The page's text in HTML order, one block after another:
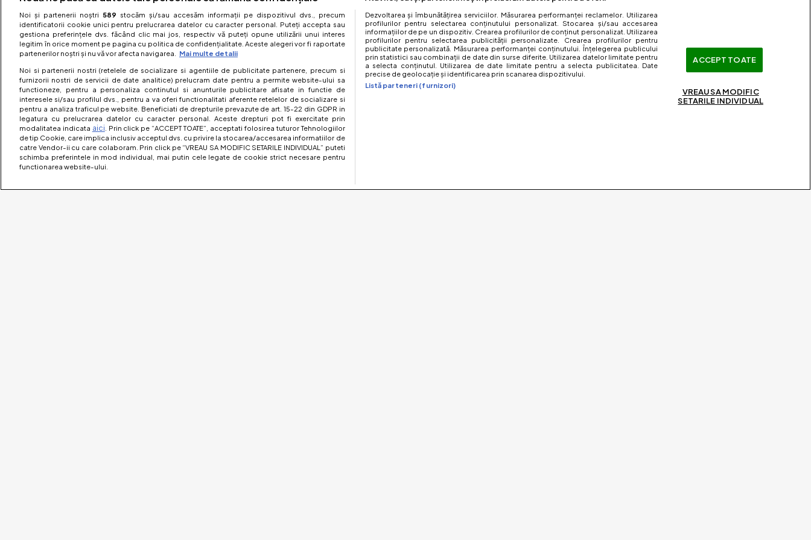
Noi și partenerii noștri 589 stocăm și/sau accesăm informații pe dispozitivul dvs., precum
identificatorii cookie unici pentru prelucrarea datelor cu caracter personal. Puteți accepta sau
gestiona preferințele dvs. făcând clic mai jos, respectiv vă puteți opune utilizării unui interes
legitim în orice moment pe pagina cu politica de confidențialitate. Aceste alegeri vor fi raportate
partenerilor noștri și nu vă vor afecta navigarea.
Mai multe detalii
Noi si partenerii nostri (retelele de socializare si agentiile de publicitate partenere, precum si
furnizorii nostri de servicii de date analitice) prelucram date pentru a permite website-ului sa
functioneze, pentru a personaliza continutul si anunturile publicitare afisate in functie de
interesele si/sau profilul dvs., pentru a va oferi functionalitati aferente retelelor de socializare si
pentru a analiza traficul pe website. Beneficiati de drepturile prevazute de art. 15-22 din GDPR in
legatura cu prelucrarea datelor cu caracter personal. Aceste drepturi pot fi exercitate prin
modalitatea indicata aici . Prin click pe “ACCEPT TOATE”, acceptati folosirea tuturor Tehnologiilor
de tip Cookie, care implica inclusiv acceptul dvs. cu privire la stocarea/accesarea informatiilor de
catre Vendor-ii cu care colaboram. Prin click pe “VREAU SA MODIFIC SETARILE INDIVIDUAL” puteti
schimba preferintele in mod individual, mai putin cele legate de cookie strict necesare pentru
functionarea website-ului.
Dezvoltarea și îmbunătățirea serviciilor. Măsurarea performanței reclamelor. Utilizarea
profilurilor pentru selectarea conținutului personalizat. Stocarea și/sau accesarea
informațiilor de pe un dispozitiv. Crearea profilurilor de conținut personalizat. Utilizarea
profilurilor pentru selectarea publicității personalizate. Crearea profilurilor pentru
publicitate personalizată. Măsurarea performanței conținutului. Înțelegerea publicului
prin statistici sau combinații de date din surse diferite. Utilizarea datelor limitate pentru
a selecta conținutul. Utilizarea de date limitate pentru a selecta publicitatea. Date
precise de geolocație și identificarea prin scanarea dispozitivului.
Listă parteneri (furnizori)
ACCEPT TOATE
VREAU SA MODIFIC
SETARILE INDIVIDUAL